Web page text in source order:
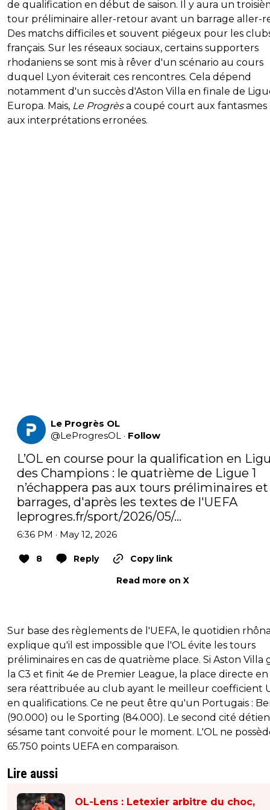
de qualification en début de saison. Il y aura un
tour préliminaire aller-retour avant un barrage aller-
Des matchs difficiles et souvent piégeux pour les
français. Sur les réseaux sociaux, certains supporters
rhodaniens se sont mis à rêver d'un scénario au cours
duquel Lyon éviterait ces rencontres. Cela dépend
notamment d'un succès d'Aston Villa en finale de
Europa. Mais, Le Progrèsa coupé court aux fantasmes
aux interprétations erronées.
Le Progrès OL
@LeProgresOL · Follow
L’OL en course pour la qualification en
des Champions : le quatrième de Ligue 1
n’échappera pas aux tours préliminaires et
leprogres.fr/sport/2026/05/…
6:36 PM · May 12, 2026
8 Reply
Copy link
Read more on X
Sur base des règlements de l'UEFA, le quotidien
explique qu'il est impossible que l'OL évite les tours
préliminaires en cas de quatrième place. Si Aston Villa
la C3 et finit 4e de Premier League, la place directe en
sera réattribuée au club ayant le meilleur coefficient
en qualifications. Ce ne peut être qu'un Portugais :
(90.000) ou le Sporting (84.000). Le second cité
sésame tant convoité pour le moment. L'OL ne
65.750 points UEFA en comparaison.
Lire aussi
OL-Lens : Letexier arbitre du choc,